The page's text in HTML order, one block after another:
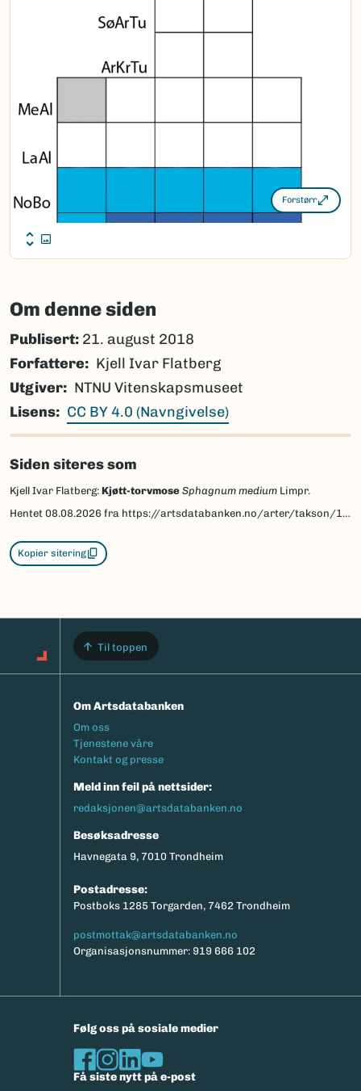
Forstørr
Om denne siden
Publisert: 21. august 2018
Forfattere
Kjell Ivar Flatberg
Utgiver
NTNU Vitenskapsmuseet
Lisens
CC BY 4.0 (Navngivelse)
Siden siteres som
Kjell Ivar Flatberg: Kjøtt-torvmose Sphagnum medium Limpr.
Hentet 08.08.2026 fra https://artsdatabanken.no/arter/takson/187395/beskrivelse
Kopier sitering
Til toppen
Om Artsdatabanken
Footermeny
Om oss
Tjenestene våre
Kontakt og presse
Meld inn feil på nettsider:
redaksjonen@artsdatabanken.no
Besøksadresse
Havnegata 9, 7010 Trondheim
Postadresse:
Postboks 1285 Torgarden, 7462 Trondheim
postmottak@artsdatabanken.no
Organisasjonsnummer: 919 666 102
Følg oss på sosiale medier
Få siste nytt på e-post